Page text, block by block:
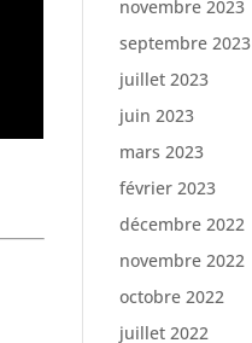
novembre 2023
septembre 2023
juillet 2023
juin 2023
mars 2023
février 2023
décembre 2022
novembre 2022
octobre 2022
juillet 2022